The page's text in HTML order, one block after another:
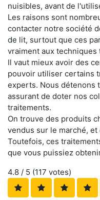
nuisibles, avant de
Les raisons sont
contacter notre société
de lit, surtout que ces
vraiment aux
Il vaut mieux avoir des
pouvoir utiliser certains
experts. Nous détenons
assurant de doter nos
traitements.
On trouve des produits
vendus sur le marché,
Toutefois, ces
que vous puissiez
4.8 / 5 (117 votes)